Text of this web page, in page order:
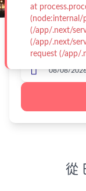



從
at
(node:internal/
(/app/.next/
(/app/.next/
request (/app/